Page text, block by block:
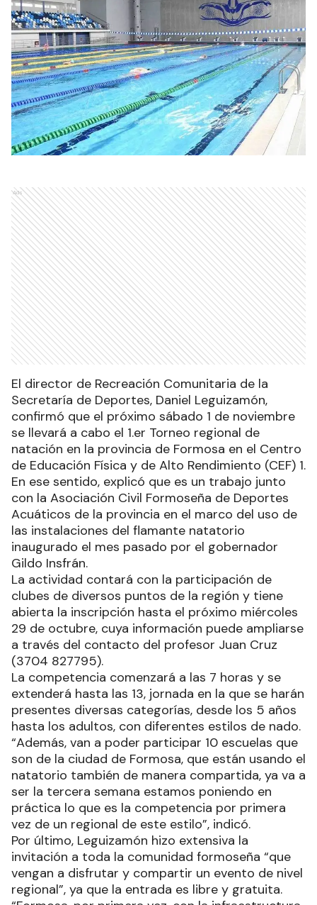
Ads
El director de Recreación Comunitaria de la
Secretaría de Deportes, Daniel Leguizamón,
confirmó que el próximo sábado 1 de noviembre
se llevará a cabo el 1.er Torneo regional de
natación en la provincia de Formosa en el Centro
de Educación Física y de Alto Rendimiento (CEF) 1.
En ese sentido, explicó que es un trabajo junto
con la Asociación Civil Formoseña de Deportes
Acuáticos de la provincia en el marco del uso de
las instalaciones del flamante natatorio
inaugurado el mes pasado por el gobernador
Gildo Insfrán.
La actividad contará con la participación de
clubes de diversos puntos de la región y tiene
abierta la inscripción hasta el próximo miércoles
29 de octubre, cuya información puede ampliarse
a través del contacto del profesor Juan Cruz
(3704 827795).
La competencia comenzará a las 7 horas y se
extenderá hasta las 13, jornada en la que se harán
presentes diversas categorías, desde los 5 años
hasta los adultos, con diferentes estilos de nado.
“Además, van a poder participar 10 escuelas que
son de la ciudad de Formosa, que están usando el
natatorio también de manera compartida, ya va a
ser la tercera semana estamos poniendo en
práctica lo que es la competencia por primera
vez de un regional de este estilo”, indicó.
Por último, Leguizamón hizo extensiva la
invitación a toda la comunidad formoseña “que
vengan a disfrutar y compartir un evento de nivel
regional”, ya que la entrada es libre y gratuita.